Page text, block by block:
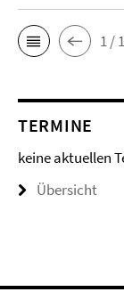
1 /
TERMINE
keine aktuellen
Übersicht